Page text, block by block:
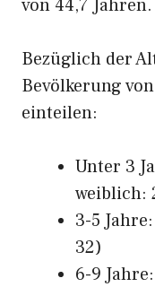
von 44,7 Jahren.
Bezüglich der
Bevölkerung
einteilen:
Unter 3
weiblich:
3-5
32)
6-9